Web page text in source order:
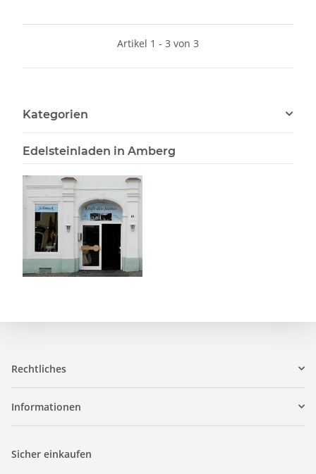
Artikel 1 - 3 von 3
Kategorien
Edelsteinladen in Amberg
Rechtliches
Informationen
Sicher einkaufen